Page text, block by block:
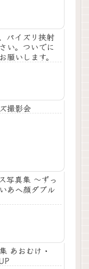
パイズリ挟射
い。ついでに
願いします。
撮影会
集 〜ずっ
あへ顔ダブル
・